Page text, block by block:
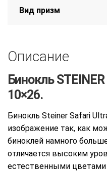
Вид призм
Описание
Бинокль
10×26.
Бинокль Steiner Safari
изображение так, как
биноклей намного
отличается высоким
естественными